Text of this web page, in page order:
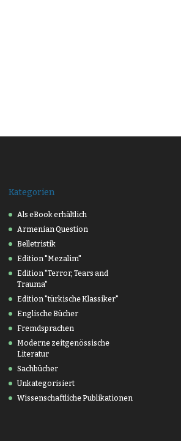
Kategorien
Als eBook erhältlich
Armenian Question
Belletristik
Edition "Mezalim"
Edition "Terror, Tears and
Trauma"
Edition "türkische Klassiker"
Englische Bücher
Fremdsprachen
Moderne zeitgenössische
Literatur
Sachbücher
Unkategorisiert
Wissenschaftliche Publikationen